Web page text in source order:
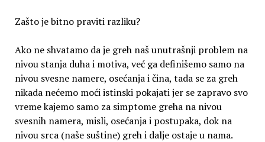
Zašto je bitno praviti razliku?
Ako ne shvatamo da je greh naš unutrašnji problem na
nivou stanja duha i motiva, već ga definišemo samo na
nivou svesne namere, osećanja i čina, tada se za greh
nikada nećemo moći istinski pokajati jer se zapravo svo
vreme kajemo samo za simptome greha na nivou
svesnih namera, misli, osećanja i postupaka, dok na
nivou srca (naše suštine) greh i dalje ostaje u nama.